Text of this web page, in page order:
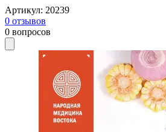
Артикул: 20239
0 отзывов
0 вопросов